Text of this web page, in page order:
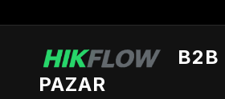
B2B
PAZAR